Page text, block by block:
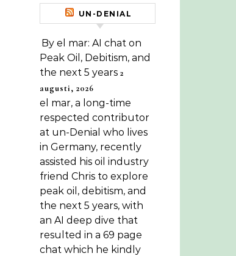
UN-DENIAL
By el mar: AI chat on
Peak Oil, Debitism, and
the next 5 years 2
augusti, 2026
el mar, a long-time
respected contributor
at un-Denial who lives
in Germany, recently
assisted his oil industry
friend Chris to explore
peak oil, debitism, and
the next 5 years, with
an AI deep dive that
resulted in a 69 page
chat which he kindly